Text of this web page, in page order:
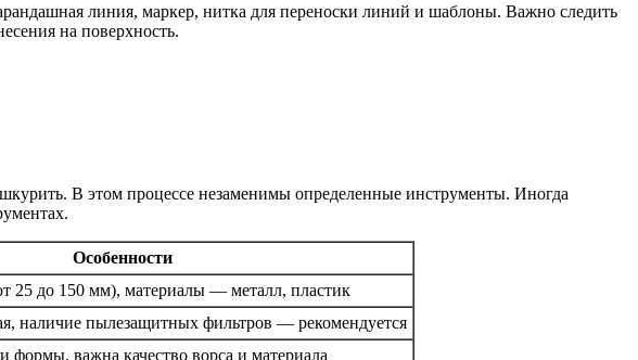
линия, маркер, нитка для переноски линий и шаблоны. Важно следить
на поверхность.
В этом процессе незаменимы определенные инструменты. Иногда
Особенности
25 до 150 мм), материалы — металл, пластик
наличие пылезащитных фильтров — рекомендуется
формы, важна качество ворса и материала